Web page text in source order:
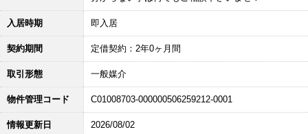
入居時期 即入居
契約期間 定借契約：2年0ヶ月間
取引形態 一般媒介
物件管理コード C01008703-000000506259212-0001
情報更新日 2026/08/02